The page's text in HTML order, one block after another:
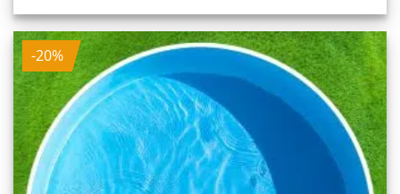
war:
1.346,00 €
ist:
1.076,80 €.
-20%